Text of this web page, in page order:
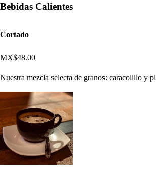
Bebidas Calientes
Cortado
MX$48.00
Nuestra mezcla selecta de granos: caracolillo y